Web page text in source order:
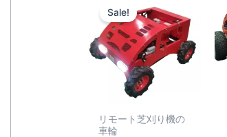
Sale!
リモート芝刈り機の
車輪
格
帯:
$1,150.00
–
$1,800.00
の
商
品
に
は
数